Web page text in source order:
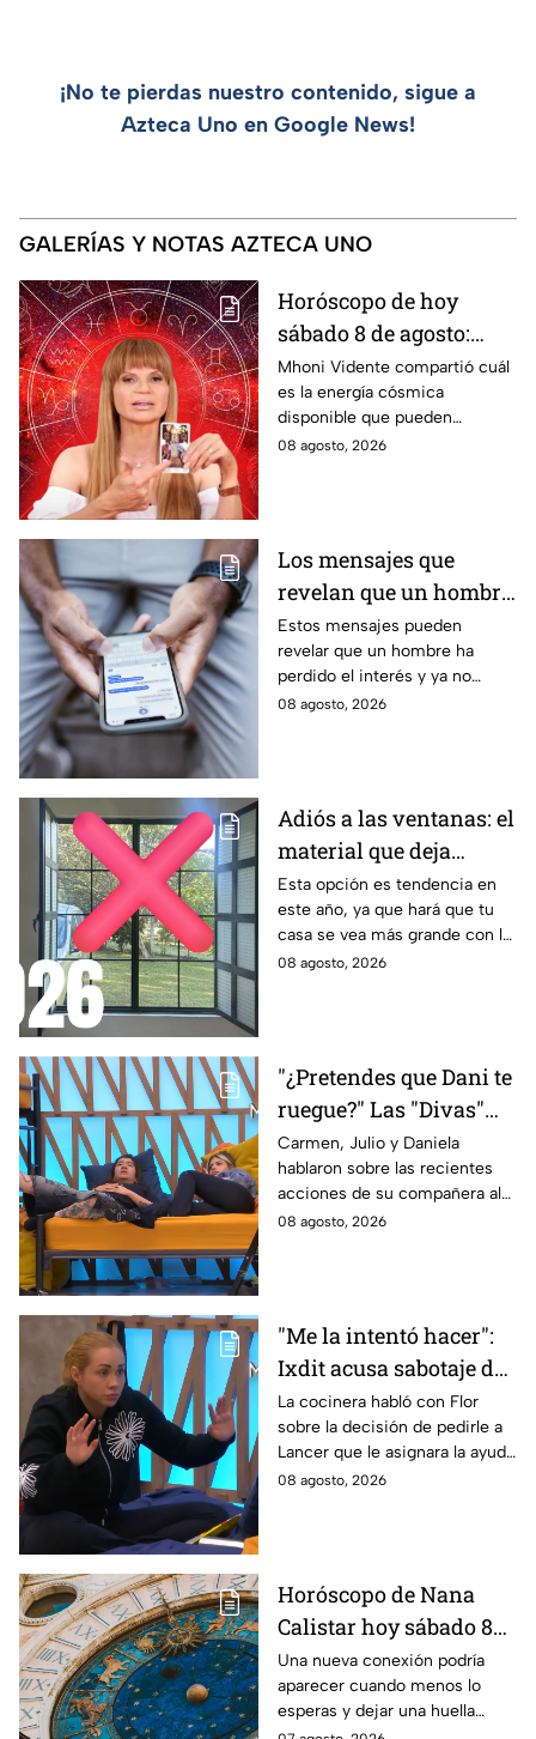
¡No te pierdas nuestro contenido, sigue a
Azteca Uno en Google News!
GALERÍAS Y NOTAS AZTECA UNO
Horóscopo de hoy
sábado 8 de agosto:
estas son las
predicciones de Mhoni
Vidente
Mhoni Vidente compartió cuál
es la energía cósmica
disponible que pueden
aprovechar las personas de los
08 agosto, 2026
Los mensajes que
revelan que un hombre
ya no tiene interés en ti
Estos mensajes pueden
revelar que un hombre ha
perdido el interés y ya no
busca mantener la misma
08 agosto, 2026
Adiós a las ventanas: el
material que deja
entrar la luz y evita
miradas indiscretas en
casa
Esta opción es tendencia en
este año, ya que hará que tu
casa se vea más grande con la
entrada de los rayos del sol
08 agosto, 2026
"¿Pretendes que Dani te
ruegue?" Las "Divas"
lamentan el
comportamiento de
Michelle en MasterChef
24/7
Carmen, Julio y Daniela
hablaron sobre las recientes
acciones de su compañera al
interior del Mundo MasterChef
08 agosto, 2026
"Me la intentó hacer":
Ixdit acusa sabotaje de
Ramahá en la pasada
gala de salvación de
MasterChef 24/7
La cocinera habló con Flor
sobre la decisión de pedirle a
Lancer que le asignara la ayuda
de Ramahá y no la de Daniela
08 agosto, 2026
Horóscopo de Nana
Calistar hoy sábado 8
de agosto del 2026 para
cada signo; una
conexión inesperada
Una nueva conexión podría
aparecer cuando menos lo
esperas y dejar una huella